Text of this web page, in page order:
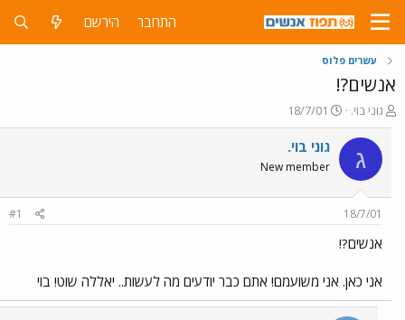
התחבר הירשם
עשרים פלוס
אנשים?!
פ
ו
ת
ח
ה
ש
א
גוני בוי.
פ
ו
ר
ם
18/7/01
ג גוני בוי.
New member
18/7/01
#1
אנשים?!
אני כאן. אני משועמם! אתם כבר יודעים מה לעשות.. יאללה שוט! בוי